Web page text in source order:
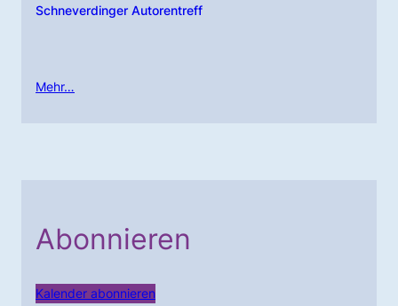
Schneverdinger Autorentreff
Mehr…
Abonnieren
Kalender abonnieren